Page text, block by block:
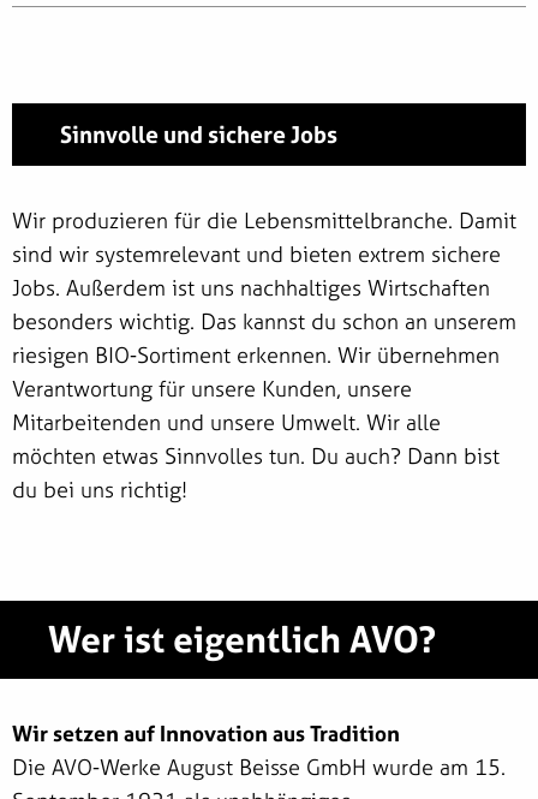
Sinnvolle und sichere Jobs
Wir produzieren für die Lebensmittelbranche. Damit
sind wir systemrelevant und bieten extrem sichere
Jobs. Außerdem ist uns nachhaltiges Wirtschaften
besonders wichtig. Das kannst du schon an unserem
riesigen BIO-Sortiment erkennen. Wir übernehmen
Verantwortung für unsere Kunden, unsere
Mitarbeitenden und unsere Umwelt. Wir alle
möchten etwas Sinnvolles tun. Du auch? Dann bist
du bei uns richtig!
Wer ist eigentlich AVO?
Wir setzen auf Innovation aus Tradition
Die AVO-Werke August Beisse GmbH wurde am 15.